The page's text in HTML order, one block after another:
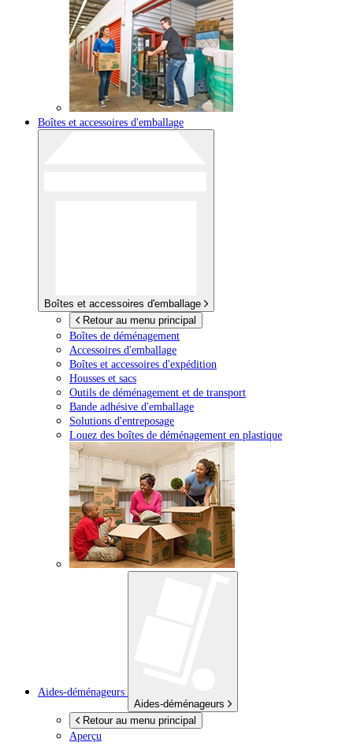
Boîtes et accessoires d'emballage
Boîtes et accessoires d'emballage
Retour au menu principal
Boîtes de déménagement
Accessoires d'emballage
Boîtes et accessoires d'expédition
Housses et sacs
Outils de déménagement et de transport
Bande adhésive d'emballage
Solutions d'entreposage
Louez des boîtes de déménagement en plastique
Aides-déménageurs
Aides-déménageurs
Retour au menu principal
Aperçu